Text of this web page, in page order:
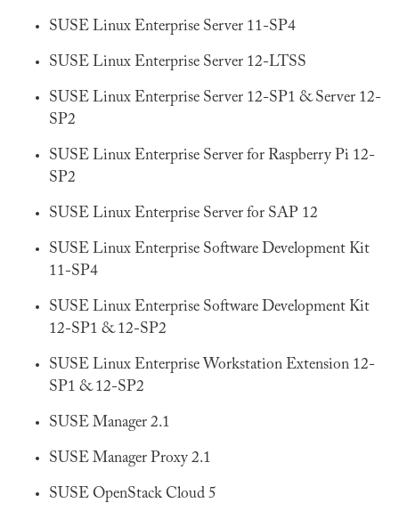
SUSE Linux Enterprise Server 11-SP4
SUSE Linux Enterprise Server 12-LTSS
SUSE Linux Enterprise Server 12-SP1 & Server 12-
SP2
SUSE Linux Enterprise Server for Raspberry Pi 12-
SP2
SUSE Linux Enterprise Server for SAP 12
SUSE Linux Enterprise Software Development Kit
11-SP4
SUSE Linux Enterprise Software Development Kit
12-SP1 & 12-SP2
SUSE Linux Enterprise Workstation Extension 12-
SP1 & 12-SP2
SUSE Manager 2.1
SUSE Manager Proxy 2.1
SUSE OpenStack Cloud 5